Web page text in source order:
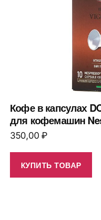
Кофе в капсулах
для кофемашин
350,00₽
КУПИТЬ ТОВАР